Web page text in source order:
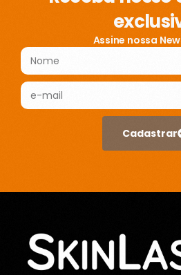
Assine nossa
Cadastrar